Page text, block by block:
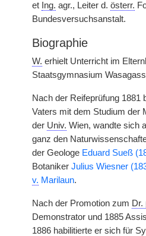
et Ing. agr., Leiter d. österr.
Bundesversuchsanstalt.
Biographie
W. erhielt Unterricht im
Staatsgymnasium
Nach der Reifeprüfung 1881
Vaters mit dem Studium der
der Univ. Wien, wandte sich
ganz den
der Geologe Eduard Sueß
Botaniker Julius Wiesner
v. Marilaun.
Nach der Promotion zum Dr.
Demonstrator und 1885
1886 habilitierte er sich für